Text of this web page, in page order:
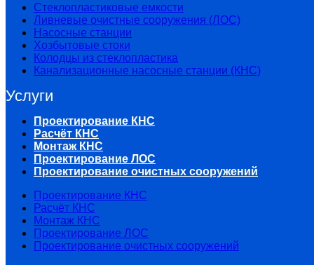
Стеклопластиковые емкости
Ливневые очистные сооружения (ЛОС)
Насосные станции
Хозбытовые стоки
Колодцы из стеклопластика
Канализационные насосные станции (КНС)
Услуги
Проектирование КНС
Расчёт КНС
Монтаж КНС
Проектирование ЛОС
Проектирование очистных сооружений
Проектирование КНС
Расчёт КНС
Монтаж КНС
Проектирование ЛОС
Проектирование очистных сооружений